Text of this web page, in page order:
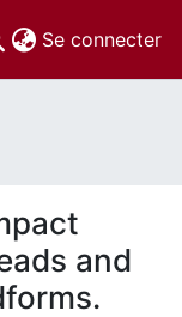
Se connecter
and